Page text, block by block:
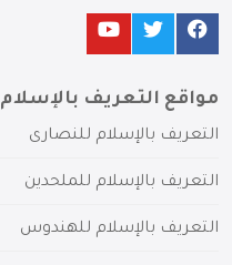
مواقع التعريف بالإسلام
التعريف بالإسلام للنصارى
التعريف بالإسلام للملحدين
التعريف بالإسلام للهندوس